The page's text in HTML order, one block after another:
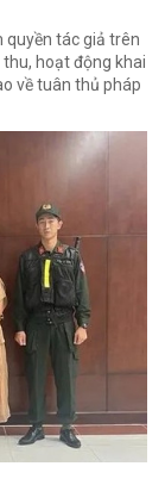
quyền tác giả trên
hoạt động khai
về tuân thủ pháp